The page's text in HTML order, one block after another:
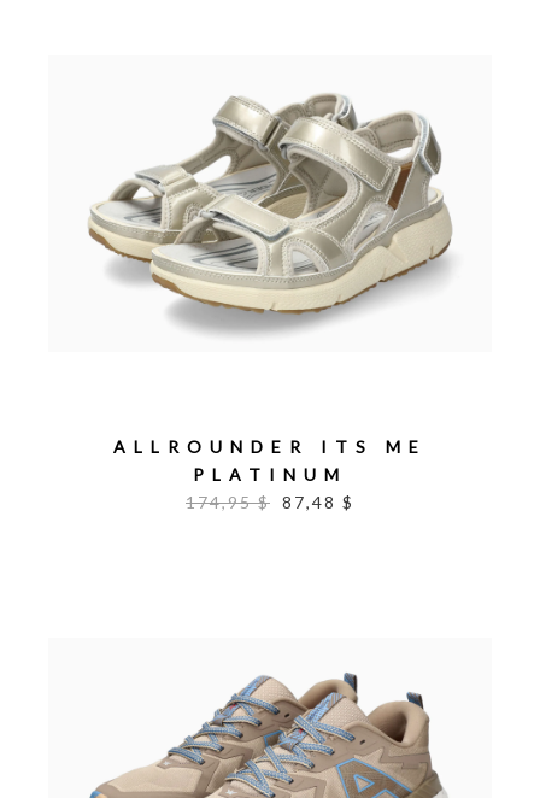
ALLROUNDER ITS ME
PLATINUM
174,95 $ 87,48 $